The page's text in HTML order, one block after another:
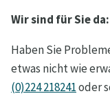
Wir sind für Sie da:
Haben Sie
etwas nicht wie
(0)224 218241oder